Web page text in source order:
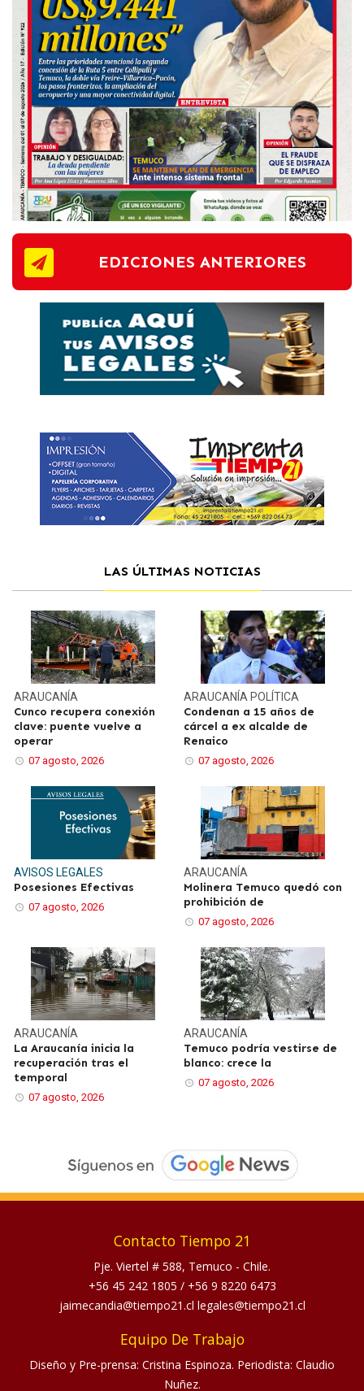
EDICIONES ANTERIORES
LAS ÚLTIMAS NOTICIAS
ARAUCANÍA
Cunco recupera conexión
clave: puente vuelve a
operar
07 agosto, 2026
ARAUCANÍA POLÍTICA
Condenan a 15 años de
cárcel a ex alcalde de
Renaico
07 agosto, 2026
AVISOS LEGALES
Posesiones Efectivas
07 agosto, 2026
ARAUCANÍA
Molinera Temuco quedó con
prohibición de
07 agosto, 2026
ARAUCANÍA
La Araucanía inicia la
recuperación tras el
temporal
07 agosto, 2026
ARAUCANÍA
Temuco podría vestirse de
blanco: crece la
07 agosto, 2026
Contacto Tiempo 21
Pje. Viertel # 588, Temuco - Chile.
+56 45 242 1805 / +56 9 8220 6473
jaimecandia@tiempo21.cl legales@tiempo21.cl
Equipo De Trabajo
Diseño y Pre-prensa: Cristina Espinoza. Periodista: Claudio
Nuñez.